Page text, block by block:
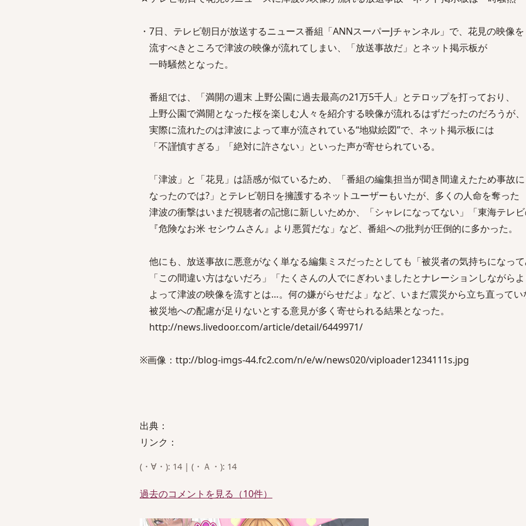
・7日、テレビ朝日が放送するニュース番組「ANNスーパーJチャンネル」で、花見の映像を
流すべきところで津波の映像が流れてしまい、「放送事故だ」とネット掲示板が
一時騒然となった。
番組では、「満開の週末 上野公園に過去最高の21万5千人」とテロップを打っており、
上野公園で満開となった桜を楽しむ人々を紹介する映像が流れるはずだったのだろうが、
実際に流れたのは津波によって車が流されている“地獄絵図”で、ネット掲示板には
「不謹慎すぎる」「絶対に許さない」といった声が寄せられている。
「津波」と「花見」は語感が似ているため、「番組の編集担当が聞き間違えたため事故に
なったのでは?」とテレビ朝日を擁護するネットユーザーもいたが、多くの人命を奪った
津波の衝撃はいまだ視聴者の記憶に新しいためか、「シャレになってない」「東海テレ
『危険なお米 セシウムさん』より悪質だな」など、番組への批判が圧倒的に多かった。
他にも、放送事故に悪意がなく単なる編集ミスだったとしても「被災者の気持ちになって
「この間違い方はないだろ」「たくさんの人でにぎわいましたとナレーションしながら
よって津波の映像を流すとは…。何の嫌がらせだよ」など、いまだ震災から立ち直ってい
被災地への配慮が足りないとする意見が多く寄せられる結果となった。
http://news.livedoor.com/article/detail/6449971/
※画像：ttp://blog-imgs-44.fc2.com/n/e/w/news020/viploader1234111s.jpg
出典：
リンク：
(・∀・): 14 | (・Ａ・): 14
過去のコメントを見る（10件）